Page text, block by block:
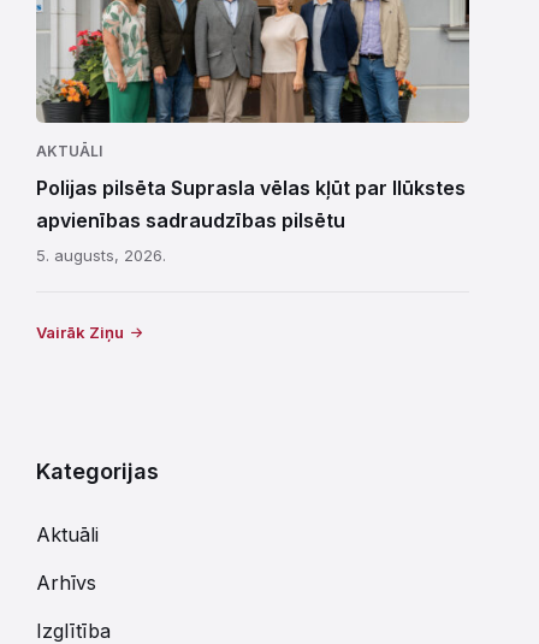
AKTUĀLI
Polijas pilsēta Suprasla vēlas kļūt par Ilūkstes
apvienības sadraudzības pilsētu
5. augusts, 2026.
Vairāk Ziņu
Kategorijas
Aktuāli
Arhīvs
Izglītība